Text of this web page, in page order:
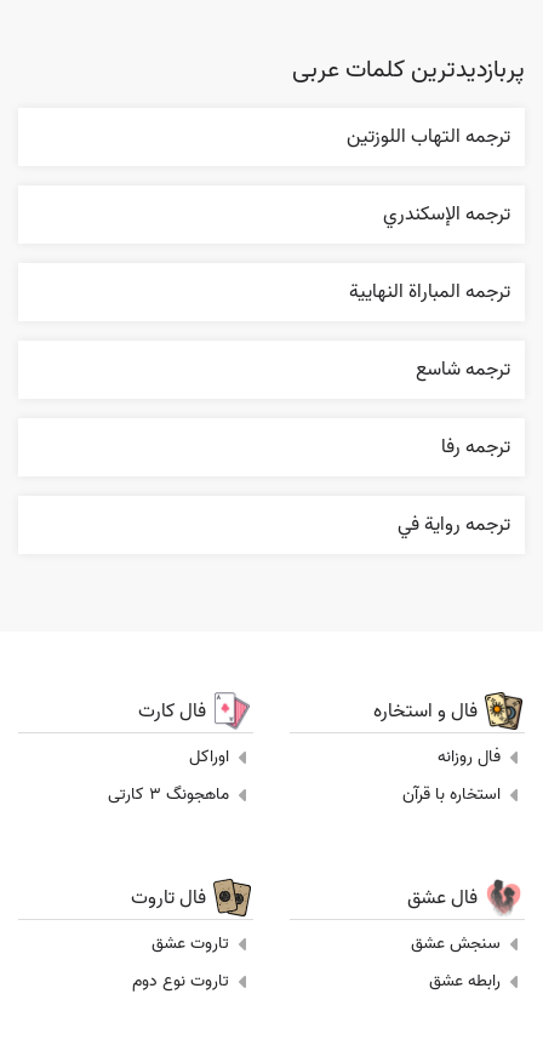
پربازدیدترین کلمات عربی
ترجمه التهاب اللوزتين
ترجمه الإسکندري
ترجمه المباراة النهایية
ترجمه شاسع
ترجمه رفا
ترجمه روایة في
فال و استخاره
فال روزانه
استخاره با قرآن
فال کارت
اوراکل
ماهجونگ 3 کارتی
فال عشق
سنجش عشق
رابطه عشق
فال تاروت
تاروت عشق
تاروت نوع دوم